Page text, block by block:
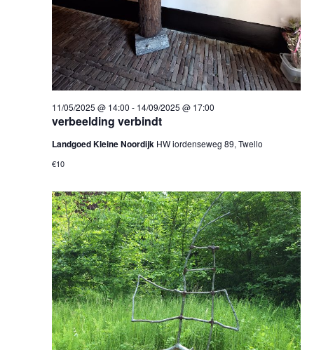
verbeelding verbindt
11/05/2025 @ 14:00 - 14/09/2025 @ 17:00
Landgoed Kleine Noordijk HW iordenseweg 89, Twello
€10